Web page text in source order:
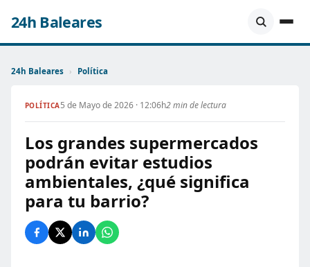
24h Baleares
24h Baleares › Política
POLÍTICA5 de Mayo de 2026 · 12:06h2 min de lectura
Los grandes supermercados
podrán evitar estudios
ambientales, ¿qué significa
para tu barrio?